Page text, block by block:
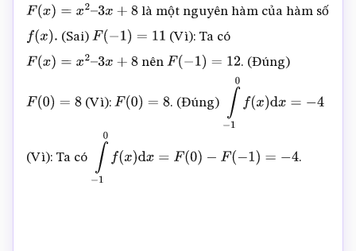
F (x)= x2 –3 +8 là một nguyên hàm của hàm số
f( x). (Sai) F (− )= (Vì): Ta có
F (x)= x2 –3 +8 nên F (− )= . (Đúng)
F (0)= (Vì):F (0)= . (Đúng) − 0 f(x)dx=−
(Vì): Ta có − 0 f(x)dx=F 0 −F 1) = 4 .